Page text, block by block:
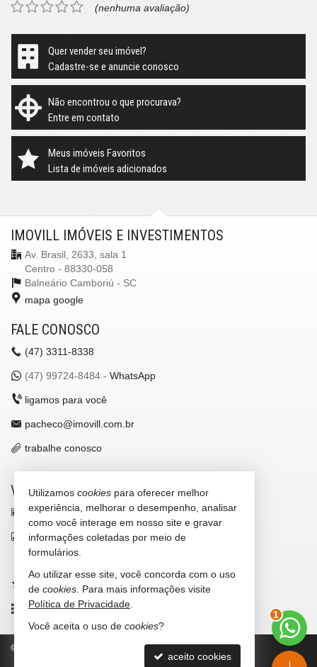
(nenhuma avaliação)
Quer vender seu imóvel?
Cadastre-se e anuncie conosco
Não encontrou o que procurava?
Entre em contato
Meus imóveis Favoritos
Lista de imóveis adicionados
IMOVILL IMÓVEIS E INVESTIMENTOS
Av. Brasil, 2633, sala 1
Centro - 88330-058
Balneário Camboriú - SC
mapa google
FALE CONOSCO
(47) 3311-8338
(47) 99724-8484 - WhatsApp
ligamos para você
pacheco@imovill.com.br
trabalhe conosco
VEJA MAIS
receba nosso newsletter
indicadores financeiros
imóveis favoritos
mapa de imóveis
© Política de Privacidade
2
Utilizamos cookies para oferecer melhor
experiência, melhorar o desempenho, analisar
como você interage em nosso site e gravar
informações coletadas por meio de
formulários.
Ao utilizar esse site, você concorda com o uso
de cookies . Para mais informações visite
Política de Privacidade
Você aceita o uso de cookies?
aceito cookies